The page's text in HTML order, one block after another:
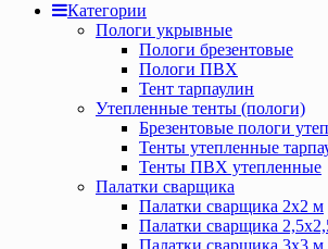
Категории
Пологи укрывные
Пологи брезентовые
Пологи ПВХ
Тент тарпаулин
Утепленные тенты (пологи)
Брезентовые пологи
Тенты утепленные
Тенты ПВХ утепленные
Палатки сварщика
Палатки сварщика 2х2 м
Палатки сварщика